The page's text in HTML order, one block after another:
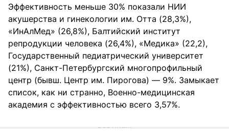
Эффективность меньше 30% показали НИИ
акушерства и гинекологии им. Отта (28,3%),
«ИнАлМед» (26,8%), Балтийский институт
репродукции человека (26,4%), «Медика» (22,2),
Государственный педиатрический университет
(21%), Санкт-Петербургский многопрофильный
центр (бывш. Центр им. Пирогова) — 9%. Замыкает
список, как ни странно, Военно-медицинская
академия с эффективностью всего 3,57%.